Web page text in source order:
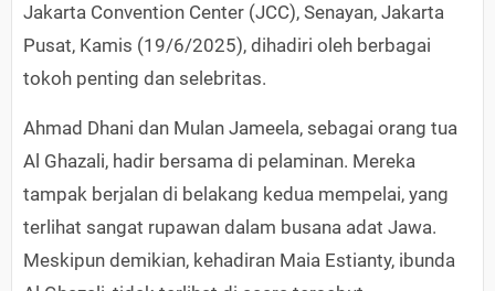
Jakarta Convention Center (JCC), Senayan, Jakarta
Pusat, Kamis (19/6/2025), dihadiri oleh berbagai
tokoh penting dan selebritas.
Ahmad Dhani dan Mulan Jameela, sebagai orang tua
Al Ghazali, hadir bersama di pelaminan. Mereka
tampak berjalan di belakang kedua mempelai, yang
terlihat sangat rupawan dalam busana adat Jawa.
Meskipun demikian, kehadiran Maia Estianty, ibunda